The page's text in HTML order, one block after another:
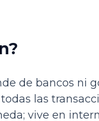
de bancos ni
las
vive en